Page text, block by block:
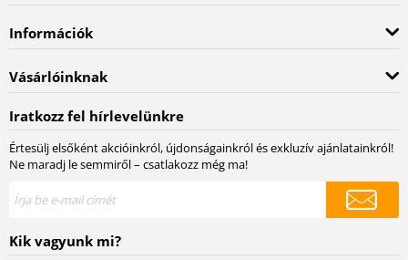
Információk
Vásárlóinknak
Iratkozz fel hírlevelünkre
Értesülj elsőként akcióinkról, újdonságainkról és exkluzív ajánlatainkról!
Ne maradj le semmiről – csatlakozz még ma!
Kik vagyunk mi?